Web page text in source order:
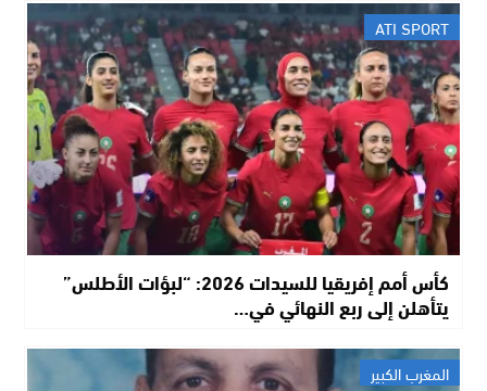
ATI SPORT
كأس أمم إفريقيا للسيدات 2026: “لبؤات الأطلس”
يتأهلن إلى ربع النهائي في…
المغرب الكبير